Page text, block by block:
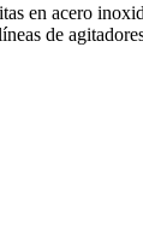
en acero
de